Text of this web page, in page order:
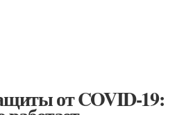
от COVID-19: